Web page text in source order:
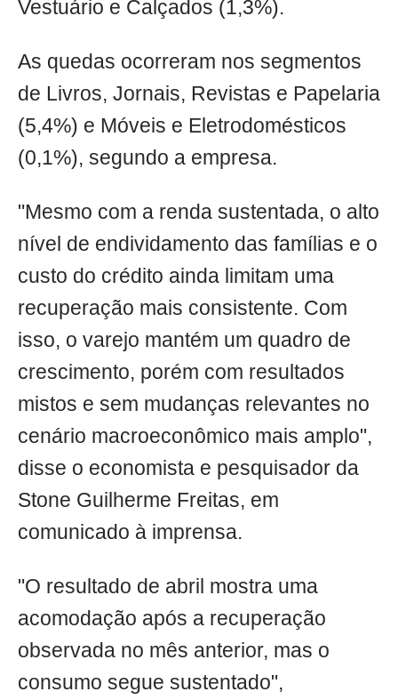
Vestuário e Calçados (1,3%).
As quedas ocorreram nos segmentos
de Livros, Jornais, Revistas e Papelaria
(5,4%) e Móveis e Eletrodomésticos
(0,1%), segundo a empresa.
"Mesmo com a renda sustentada, o alto
nível de endividamento das famílias e o
custo do crédito ainda limitam uma
recuperação mais consistente. Com
isso, o varejo mantém um quadro de
crescimento, porém com resultados
mistos e sem mudanças relevantes no
cenário macroeconômico mais amplo",
disse o economista e pesquisador da
Stone Guilherme Freitas, em
comunicado à imprensa.
"O resultado de abril mostra uma
acomodação após a recuperação
observada no mês anterior, mas o
consumo segue sustentado",